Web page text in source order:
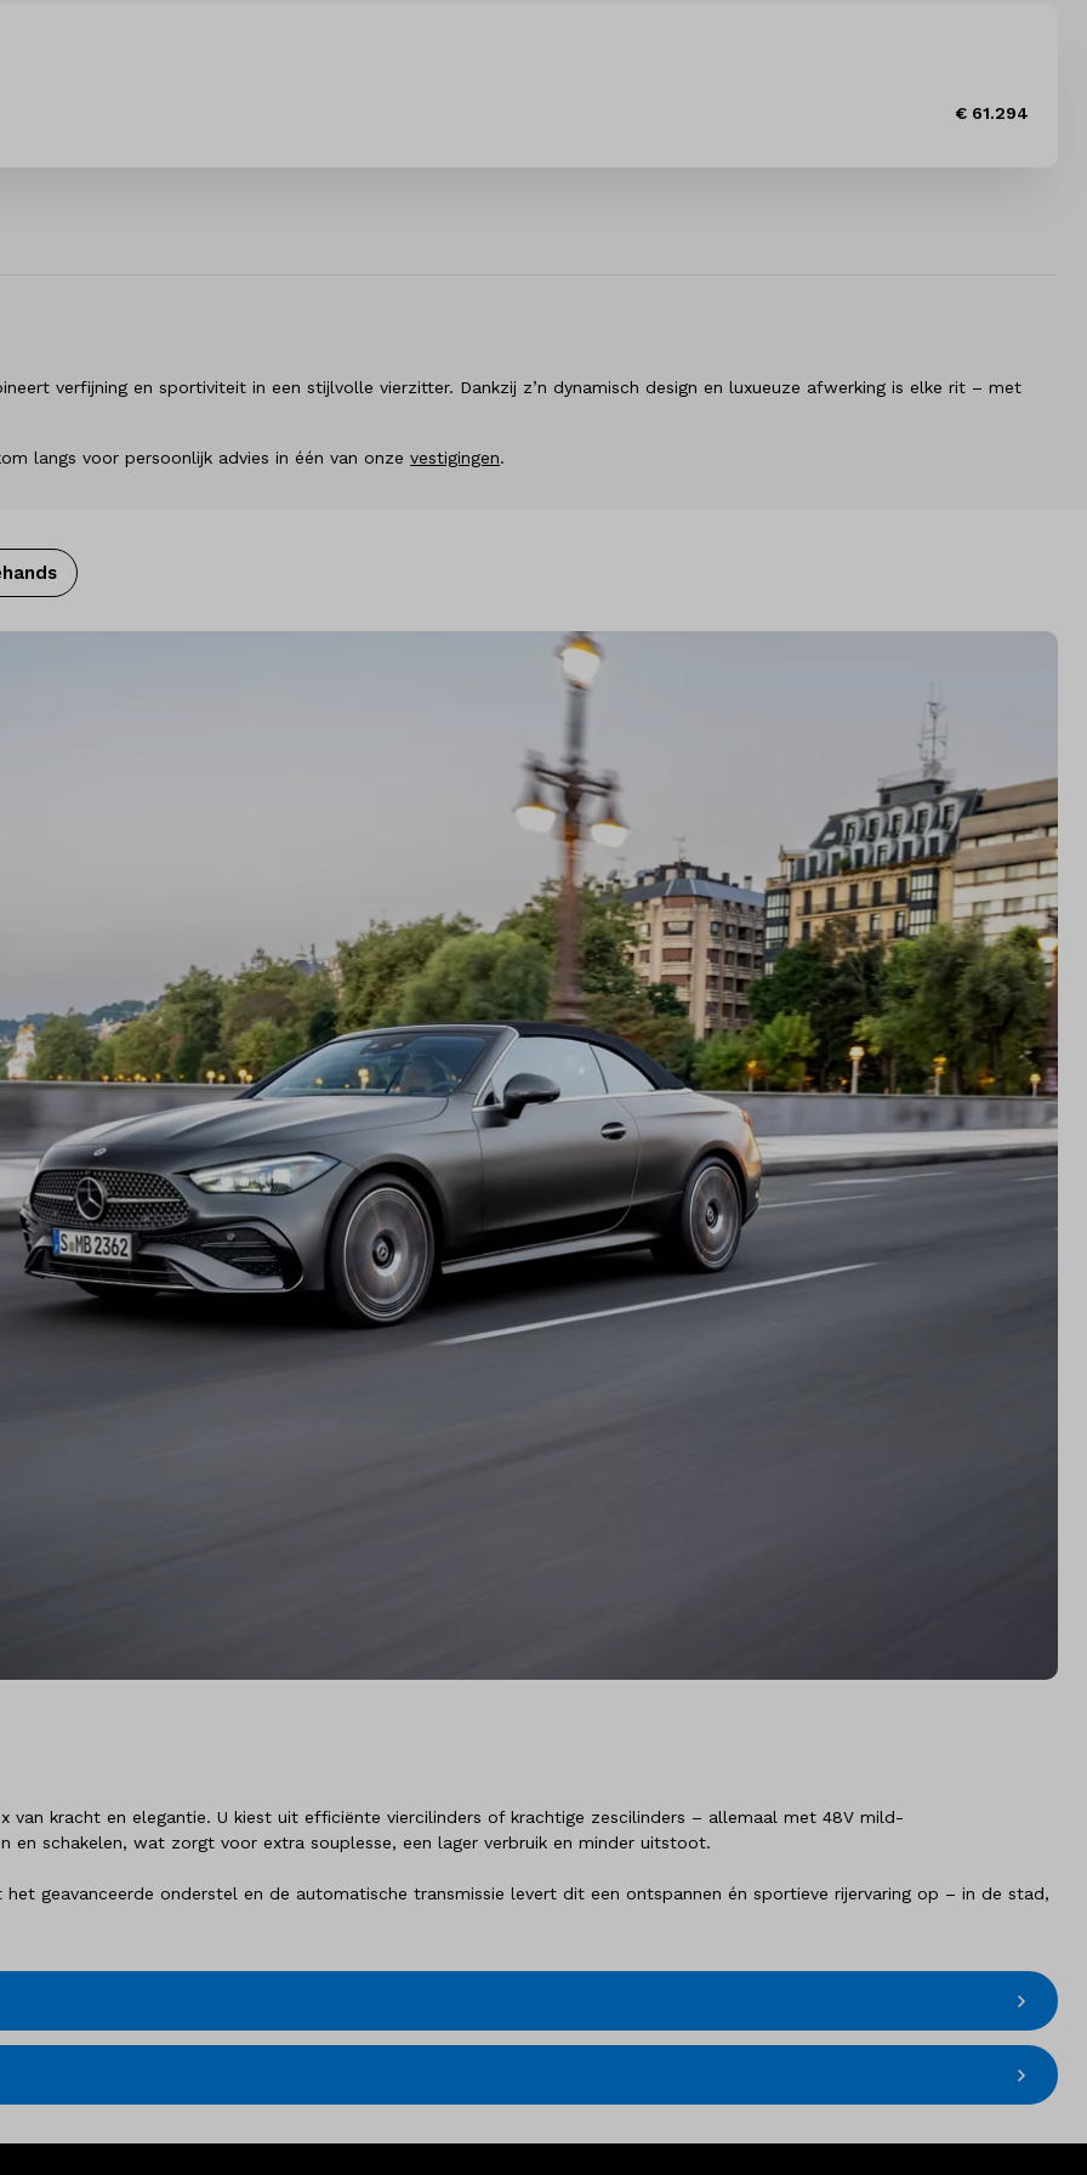
€ 61.294
verfijning en sportiviteit in een stijlvolle vierzitter. Dankzij z’n dynamisch design en luxueuze afwerking is elke rit – met
langs voor persoonlijk advies in één van onze vestigingen.
van kracht en elegantie. U kiest uit efficiënte viercilinders of krachtige zescilinders – allemaal met 48V mild-
schakelen, wat zorgt voor extra souplesse, een lager verbruik en minder uitstoot.
geavanceerde onderstel en de automatische transmissie levert dit een ontspannen én sportieve rijervaring op – in de stad,